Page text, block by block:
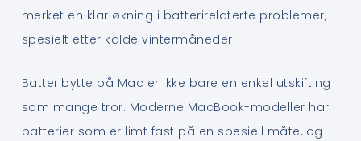
merket en klar økning i batterirelaterte problemer,
spesielt etter kalde vintermåneder.
Batteribytte på Mac er ikke bare en enkel utskifting
som mange tror. Moderne MacBook-modeller har
batterier som er limt fast på en spesiell måte, og